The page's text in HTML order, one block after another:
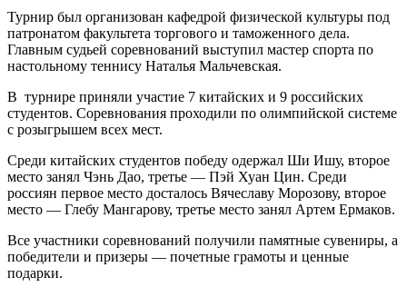
Турнир был организован кафедрой физической культуры под
патронатом факультета торгового и таможенного дела.
Главным судьей соревнований выступил мастер спорта по
настольному теннису Наталья Мальчевская.
В турнире приняли участие 7 китайских и 9 российских
студентов. Соревнования проходили по олимпийской системе
с розыгрышем всех мест.
Среди китайских студентов победу одержал Ши Ишу, второе
место занял Чэнь Дао, третье — Пэй Хуан Цин. Среди
россиян первое место досталось Вячеславу Морозову, второе
место — Глебу Мангарову, третье место занял Артем Ермаков.
Все участники соревнований получили памятные сувениры, а
победители и призеры — почетные грамоты и ценные
подарки.